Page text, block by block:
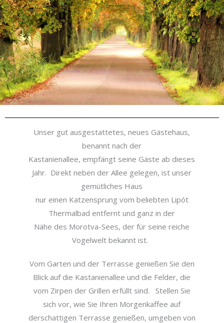
Unser gut ausgestattetes, neues Gästehaus,
benannt nach der
Kastanienallee, empfängt seine Gäste ab dieses
Jahr. Direkt neben der Allee gelegen, ist unser
gemütliches Haus
nur einen Katzensprung vom beliebten Lipót
Thermalbad entfernt und ganz in der
Nähe des Morotva-Sees, der für seine reiche
Vogelwelt bekannt ist.
Vom Garten und der Terrasse genießen Sie den
Blick auf die Kastanienallee und die Felder, die
vom Zirpen der Grillen erfüllt sind. Stellen Sie
sich vor, wie Sie Ihren Morgenkaffee auf
derschattigen Terrasse genießen, umgeben von